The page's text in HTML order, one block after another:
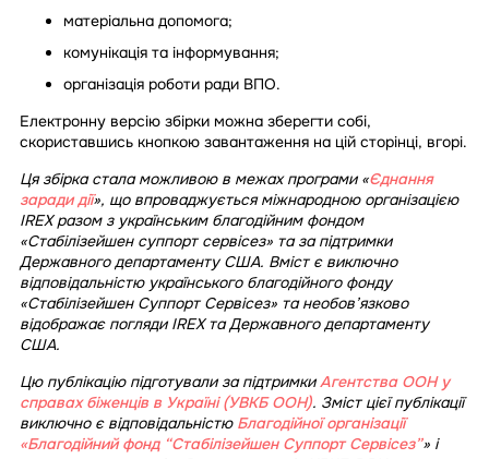
матеріальна допомога;
комунікація та інформування;
організація роботи ради ВПО.
Електронну версію збірки можна зберегти собі,
скориставшись кнопкою завантаження на цій сторінці, вгорі.
Ця збірка стала можливою в межах програми «Єднання
заради дії», що впроваджується міжнародною організацією
IREX разом з українським благодійним фондом
«Стабілізейшен суппорт сервісез» та за підтримки
Державного департаменту США. Вміст є виключно
відповідальністю українського благодійного фонду
«Стабілізейшен Суппорт Сервісез» та необов’язково
відображає погляди IREX та Державного департаменту
США.
Цю публікацію підготували за підтримкиАгентства ООН у
справах біженців в Україні (УВКБ ООН). Зміст цієї публікації
виключно є відповідальністю Благодійної організації
«Благодійний фонд “Стабілізейшен Суппорт Сервісез”» і